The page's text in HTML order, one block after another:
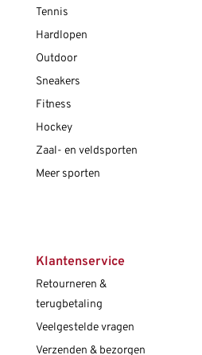
Tennis
Hardlopen
Outdoor
Sneakers
Fitness
Hockey
Zaal- en veldsporten
Meer sporten
Klantenservice
Retourneren &
terugbetaling
Veelgestelde vragen
Verzenden & bezorgen